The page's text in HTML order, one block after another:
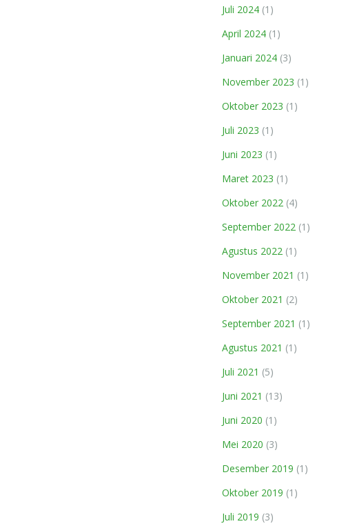
Juli 2024 (1)
April 2024 (1)
Januari 2024 (3)
November 2023 (1)
Oktober 2023 (1)
Juli 2023 (1)
Juni 2023 (1)
Maret 2023 (1)
Oktober 2022 (4)
September 2022 (1)
Agustus 2022 (1)
November 2021 (1)
Oktober 2021 (2)
September 2021 (1)
Agustus 2021 (1)
Juli 2021 (5)
Juni 2021 (13)
Juni 2020 (1)
Mei 2020 (3)
Desember 2019 (1)
Oktober 2019 (1)
Juli 2019 (3)